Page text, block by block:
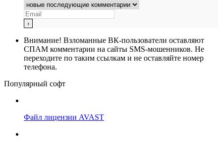
Внимание! Взломанные ВК-пользователи оставляют
СПАМ комментарии на сайты SMS-мошенников. Не
переходите по таким ссылкам и не оставляйте номер
телефона.
Популярный софт
Файл лицензии AVAST